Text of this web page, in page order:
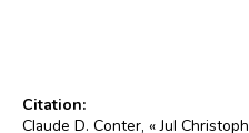
Citation:
Claude D. Conter, « Jul